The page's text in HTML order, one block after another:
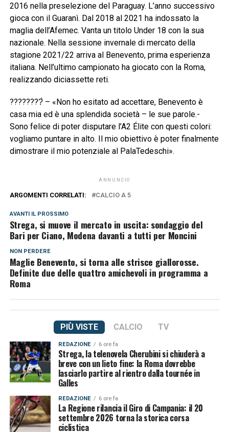
2016 nella preselezione del Paraguay. L’anno successivo
gioca con il Guaranì. Dal 2018 al 2021 ha indossato la
maglia dell’Afemec. Vanta un titolo Under 18 con la sua
nazionale. Nella sessione invernale di mercato della
stagione 2021/22 arriva al Benevento, prima esperienza
italiana. Nell’ultimo campionato ha giocato con la Roma,
realizzando diciassette reti.
????????̀ – «Non ho esitato ad accettare, Benevento è
casa mia ed è una splendida società – le sue parole.-
Sono felice di poter disputare l’A2 Élite con questi colori:
vogliamo puntare in alto. Il mio obiettivo è poter finalmente
dimostrare il mio potenziale al PalaTedeschi».
ANNUNCIO
ARGOMENTI CORRELATI: CALCIO A 5
AVANTI IL ​​PROSSIMO
Strega, si muove il mercato in uscita: sondaggio del
Bari per Ciano, Modena davanti a tutti per Moncini
NON PERDERE
Maglie Benevento, si torna alle strisce giallorosse.
Definite due delle quattro amichevoli in programma a
Roma
PIÙ VISTE CALCIO TV
REDAZIONE 6 ore fa
Strega, la telenovela Cherubini si chiuderà a
breve con un lieto fine: la Roma dovrebbe
lasciarlo partire al rientro dalla tournée in
Galles
REDAZIONE 6 ore fa
La Regione rilancia il Giro di Campania: il 20
settembre 2026 torna la storica corsa
ciclistica